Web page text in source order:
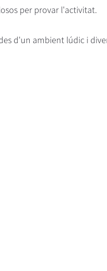
per provar l'activitat.
d'un ambient lúdic i